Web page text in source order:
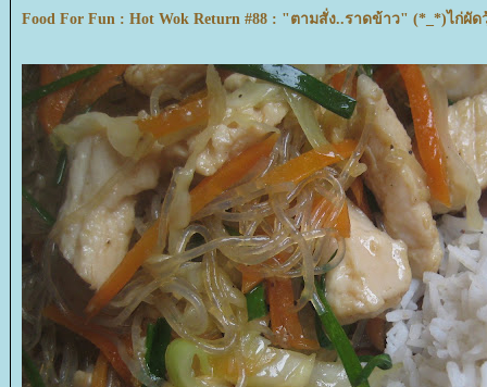
Food For Fun : Hot Wok Return #88 : "ตามสั่ง..ราดข้าว" (*_*)ไก่ผั